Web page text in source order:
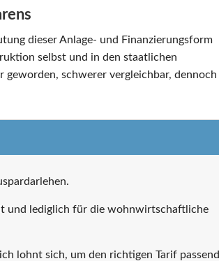
dieser Anlage- und Finanzierungsform
selbst und in den staatlichen
geworden, schwerer vergleichbar, dennoch
und lediglich für die wohnwirtschaftliche
lohnt sich, um den richtigen Tarif passend